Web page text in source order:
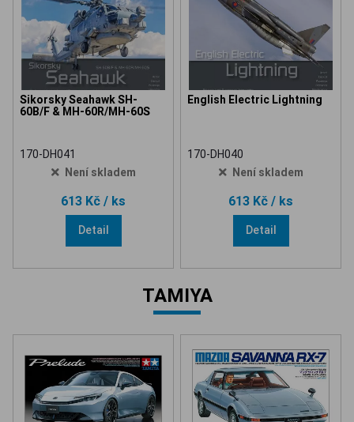
Sikorsky Seahawk SH-
60B/F & MH-60R/MH-60S
170-DH041
Není skladem
613 Kč / ks
Detail
English Electric Lightning
170-DH040
Není skladem
613 Kč / ks
Detail
TAMIYA